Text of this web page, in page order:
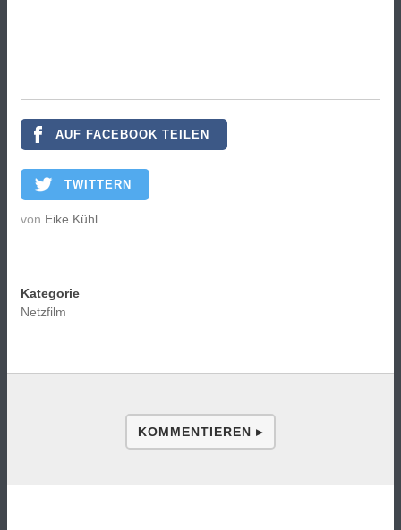
AUF FACEBOOK TEILEN
TWITTERN
von Eike Kühl
Kategorie
Netzfilm
KOMMENTIEREN ▸